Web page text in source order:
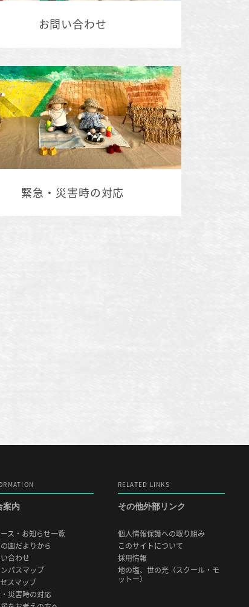
お問い合わせ
緊急・災害時の対応
案内
ス・お知らせ一覧
園だよりから
合わせ
パスマップ
スマップ
災害時の対応
RELATED LINKS
その他外部リンク
個人情報保護への取り組み
このサイトについて
採用情報
地の塩、世の光（スクール・モ
ットー）